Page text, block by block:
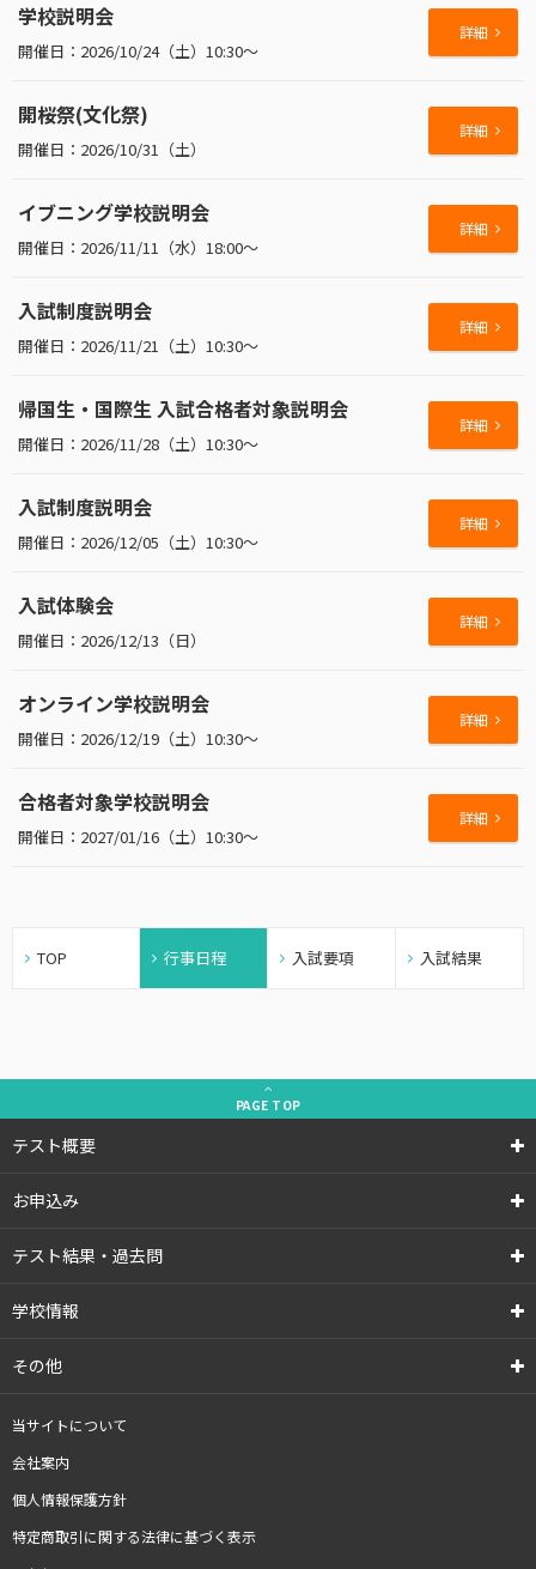
2026/10/24（土）10:30～
学校説明会
詳細
2026/10/31（土）
開桜祭(文化祭)
詳細
2026/11/11（水）18:00～
イブニング学校説明会
詳細
2026/11/21（土）10:30～
入試制度説明会
詳細
2026/11/28（土）10:30～
帰国生・国際生 入試合格者対象説明会
詳細
2026/12/05（土）10:30～
入試制度説明会
詳細
2026/12/13（日）
入試体験会
詳細
2026/12/19（土）10:30～
オンライン学校説明会
詳細
2027/01/16（土）10:30～
合格者対象学校説明会
詳細
TOP 行事日程 入試要項 入試結果
PAGE TOP
テスト概要
お申込み
テスト結果・過去問
学校情報
その他
当サイトについて
会社案内
個人情報保護方針
特定商取引に関する法律に基づく表示